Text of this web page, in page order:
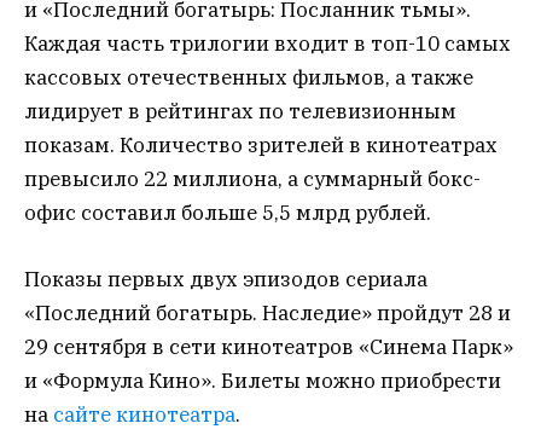
и «Последний богатырь: Посланник тьмы».
Каждая часть трилогии входит в топ-10 самых
кассовых отечественных фильмов, а также
лидирует в рейтингах по телевизионным
показам. Количество зрителей в кинотеатрах
превысило 22 миллиона, а суммарный бокс-
офис составил больше 5,5 млрд рублей.
Показы первых двух эпизодов сериала
«Последний богатырь. Наследие» пройдут 28 и
29 сентября в сети кинотеатров «Синема Парк»
и «Формула Кино». Билеты можно приобрести
на сайте кинотеатра.